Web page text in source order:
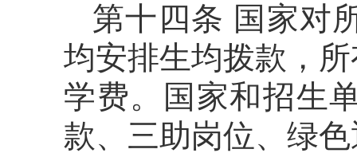
第十四条 国家对
均安排生均拨款，
学费。国家和招生
款、三助岗位、绿